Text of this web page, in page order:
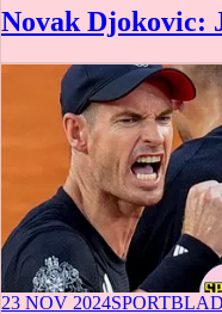
Novak Djokovic:
23 NOV 2024